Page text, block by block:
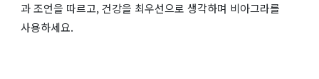
과 조언을 따르고, 건강을 최우선으로 생각하며 비아그라를
사용하세요.